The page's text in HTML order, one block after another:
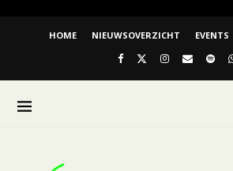
HOME NIEUWSOVERZICHT EVENTS